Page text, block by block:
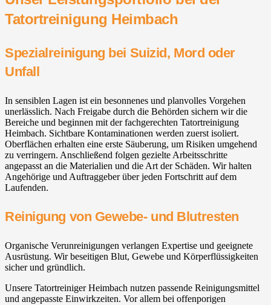
Tatortreinigung Heimbach
Spezialreinigung bei Suizid, Mord oder
Unfall
In sensiblen Lagen ist ein besonnenes und planvolles Vorgehen
unerlässlich. Nach Freigabe durch die Behörden sichern wir die
Bereiche und beginnen mit der fachgerechten Tatortreinigung
Heimbach. Sichtbare Kontaminationen werden zuerst isoliert.
Oberflächen erhalten eine erste Säuberung, um Risiken umgehend
zu verringern. Anschließend folgen gezielte Arbeitsschritte
angepasst an die Materialien und die Art der Schäden. Wir halten
Angehörige und Auftraggeber über jeden Fortschritt auf dem
Laufenden.
Reinigung von Gewebe- und Blutresten
Organische Verunreinigungen verlangen Expertise und geeignete
Ausrüstung. Wir beseitigen Blut, Gewebe und Körperflüssigkeiten
sicher und gründlich.
Unsere Tatortreiniger Heimbach nutzen passende Reinigungsmittel
und angepasste Einwirkzeiten. Vor allem bei offenporigen